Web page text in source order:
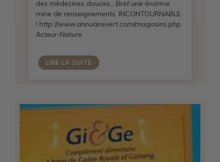
des mèdecines douces,…Bref une énorme
mine de renseignements. INCONTOURNABLE
! http://www.annuairevert.com/magasins.php
Acteur-Nature
LIRE LA SUITE